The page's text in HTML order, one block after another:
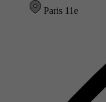
Paris 11e